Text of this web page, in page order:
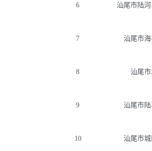
6 汕尾市陆
7 汕尾市
8 汕尾
9 汕尾市
10 汕尾市